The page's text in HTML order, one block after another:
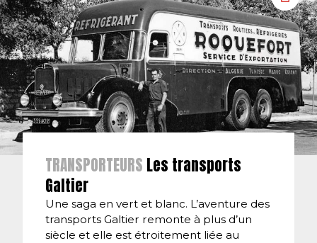
TRANSPORTEURS Les transports
Galtier
Une saga en vert et blanc. L’aventure des
transports Galtier remonte à plus d’un
siècle et elle est étroitement liée au